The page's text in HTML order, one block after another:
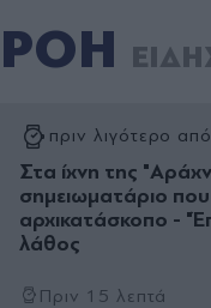
ΡΟΗ
πριν λιγότερο
Στα ίχνη της
σημειωματάριο
αρχικατάσκοπο -
λάθος
Πριν 15 λεπτά